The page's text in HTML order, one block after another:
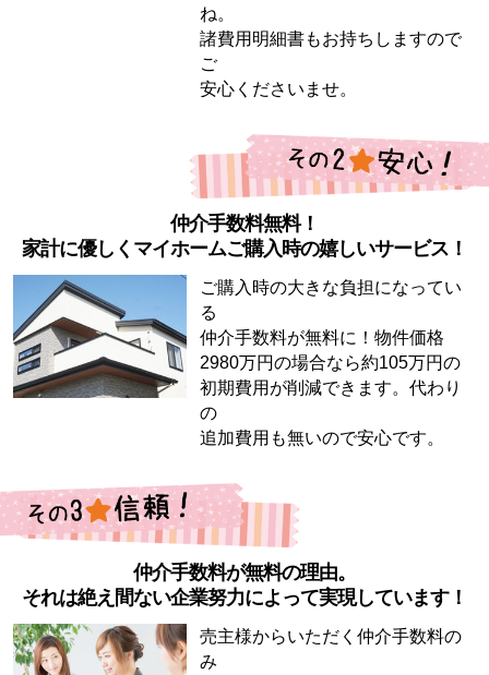
ね。
諸費用明細書もお持ちしますので
ご
安心くださいませ。
仲介手数料無料！
家計に優しくマイホームご購入時の嬉しいサービス！
ご購入時の大きな負担になってい
る
仲介手数料が無料に！物件価格
2980万円の場合なら約105万円の
初期費用が削減できます。代わり
の
追加費用も無いので安心です。
仲介手数料が無料の理由。
それは絶え間ない企業努力によって実現しています！
売主様からいただく仲介手数料の
み